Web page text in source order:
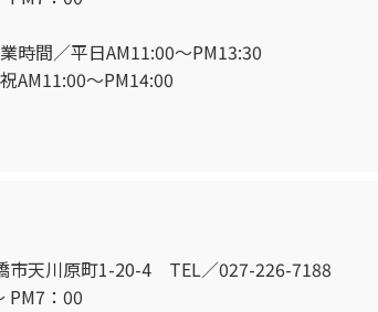
時間／平日AM11:00～PM13:30
～PM14:00
市天川原町1-20-4 TEL／027-226-7188
PM7：00